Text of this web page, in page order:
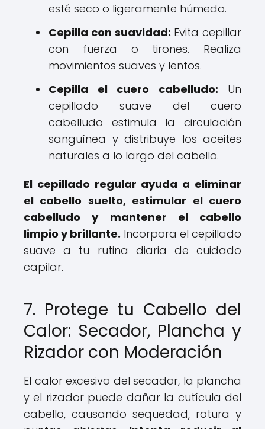
esté seco o ligeramente húmedo.
Cepilla con suavidad: Evita cepillar
con fuerza o tirones. Realiza
movimientos suaves y lentos.
Cepilla el cuero cabelludo: Un
cepillado suave del cuero
cabelludo estimula la circulación
sanguínea y distribuye los aceites
naturales a lo largo del cabello.
El cepillado regular ayuda a eliminar
el cabello suelto, estimular el cuero
cabelludo y mantener el cabello
limpio y brillante. Incorpora el cepillado
suave a tu rutina diaria de cuidado
capilar.
7. Protege tu Cabello del
Calor: Secador, Plancha y
Rizador con Moderación
El calor excesivo del secador, la plancha
y el rizador puede dañar la cutícula del
cabello, causando sequedad, rotura y